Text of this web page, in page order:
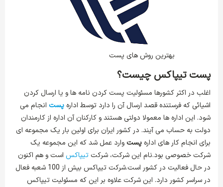
بهترین روش های پست
پست تیپاکس چیست؟
اغلب در اکثر کشورها مسئولیت پست کردن نامه ها و یا ارسال کردن
اشیائی که فرستنده قصد ارسال آن را دارد توسط اداره پست انجام می
شود. این اداره ها معمولا دولتی هستند و کارکنان آن اداره از کارمندان
دولت به حساب می آیند. در کشور ایران برای اولین بار یک مجموعه ای
برای انجام کار های اداره پست وارد عمل شد که این مجموعه یک
شرکت خصوصی بود.نام این شرکت، شرکت تیپاکس است و هم اکنون
در حال فعالیت در کشور است.شرکت تیپاکس بیش از 100 شعبه فعال
در سراسر کشور دارد. این شرکت علاوه بر این که مسئولیت تیپاکس